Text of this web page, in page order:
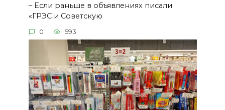
– Если раньше в объявлениях писали
«ГРЭС и Советскую
0 593